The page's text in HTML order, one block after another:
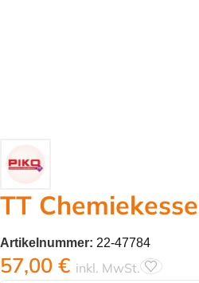
TT
Artikelnummer: 22-47784
57,00 € inkl. MwSt.